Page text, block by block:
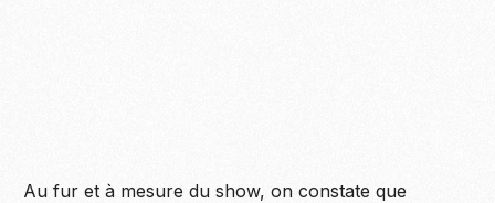
Au fur et à mesure du show, on constate que